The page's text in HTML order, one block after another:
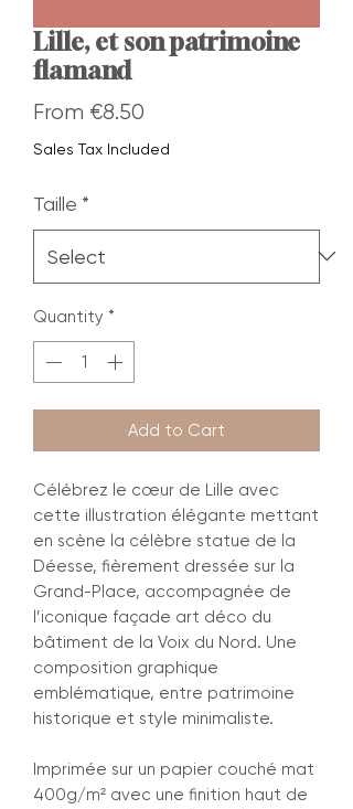
Lille, et son patrimoine
flamand
From €8.50
Price
Sales Tax Included
Taille *
Quantity *
Add to Cart
Célébrez le cœur de Lille avec
cette illustration élégante mettant
en scène la célèbre statue de la
Déesse, fièrement dressée sur la
Grand-Place, accompagnée de
l’iconique façade art déco du
bâtiment de la Voix du Nord. Une
composition graphique
emblématique, entre patrimoine
historique et style minimaliste.
Imprimée sur un papier couché mat
400g/m² avec une finition haut de